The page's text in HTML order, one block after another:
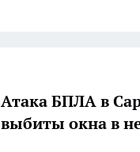
Атака БПЛА в
выбиты окна в